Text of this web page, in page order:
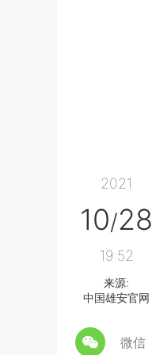
2021
10/28
19:52
来源:
中国雄安官网
微信